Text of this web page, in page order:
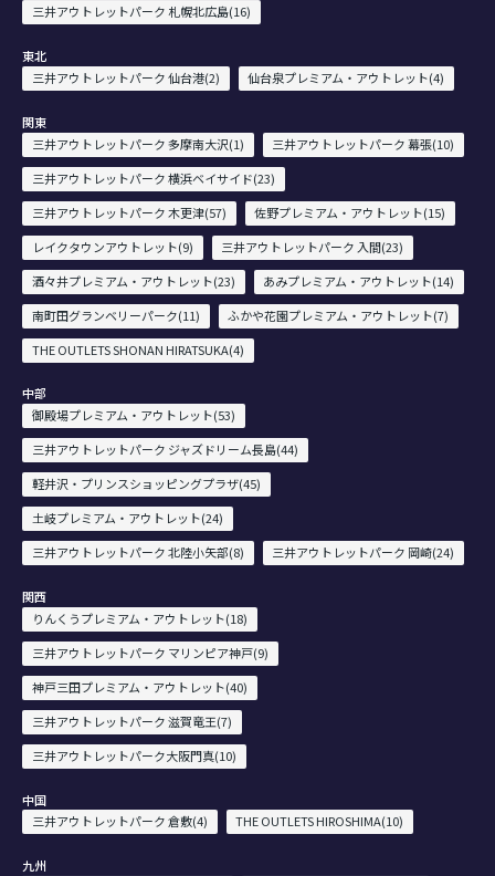
三井アウトレットパーク 札幌北広島(16)
東北
三井アウトレットパーク 仙台港(2)
仙台泉プレミアム・アウトレット(4)
関東
三井アウトレットパーク 多摩南大沢(1)
三井アウトレットパーク 幕張(10)
三井アウトレットパーク 横浜ベイサイド(23)
三井アウトレットパーク 木更津(57)
佐野プレミアム・アウトレット(15)
レイクタウンアウトレット(9)
三井アウトレットパーク 入間(23)
酒々井プレミアム・アウトレット(23)
あみプレミアム・アウトレット(14)
南町田グランベリーパーク(11)
ふかや花園プレミアム・アウトレット(7)
THE OUTLETS SHONAN HIRATSUKA(4)
中部
御殿場プレミアム・アウトレット(53)
三井アウトレットパーク ジャズドリーム長島(44)
軽井沢・プリンスショッピングプラザ(45)
土岐プレミアム・アウトレット(24)
三井アウトレットパーク 北陸小矢部(8)
三井アウトレットパーク 岡崎(24)
関西
りんくうプレミアム・アウトレット(18)
三井アウトレットパーク マリンピア神戸(9)
神戸三田プレミアム・アウトレット(40)
三井アウトレットパーク 滋賀竜王(7)
三井アウトレットパーク大阪門真(10)
中国
三井アウトレットパーク 倉敷(4)
THE OUTLETS HIROSHIMA(10)
九州